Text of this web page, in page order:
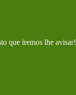
que iremos lhe avisar!